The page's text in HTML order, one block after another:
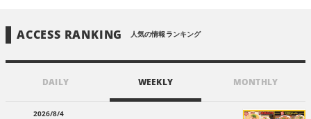
ACCESS RANKING 人気の情報ランキング
DAILY WEEKLY MONTHLY
2026/8/4